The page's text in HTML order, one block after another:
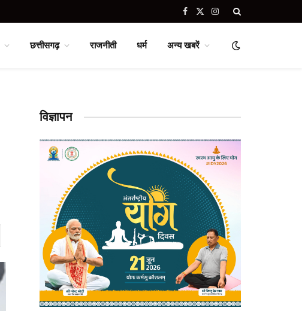
Facebook
X
Instagram
छत्तीसगढ़ राजनीती धर्म अन्य खबरें
विज्ञापन